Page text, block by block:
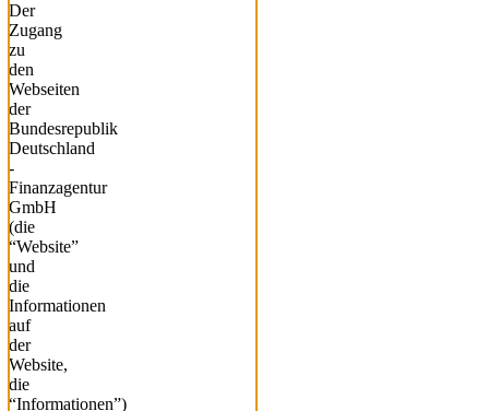
Der
Zugang
zu
den
Webseiten
der
Bundesrepublik
Deutschland
-
Finanzagentur
GmbH
(die
“Website”
und
die
Informationen
auf
der
Website,
die
“Informationen”)